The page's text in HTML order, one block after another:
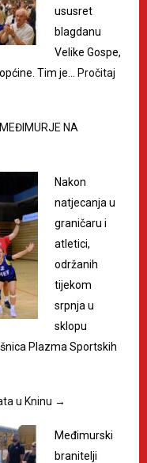
ususret
blagdanu
Velike Gospe,
Tim je…
Pročitaj
NA
Nakon
natjecanja u
graničaru i
atletici,
održanih
tijekom
srpnja u
sklopu
Plazma Sportskih
u Kninu →
Međimurski
branitelji